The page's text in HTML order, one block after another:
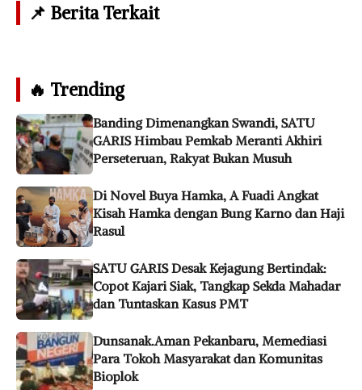
📌 Berita Terkait
🔥 Trending
Banding Dimenangkan Swandi, SATU
GARIS Himbau Pemkab Meranti Akhiri
Perseteruan, Rakyat Bukan Musuh
Di Novel Buya Hamka, A Fuadi Angkat
Kisah Hamka dengan Bung Karno dan Haji
Rasul
SATU GARIS Desak Kejagung Bertindak:
Copot Kajari Siak, Tangkap Sekda Mahadar
dan Tuntaskan Kasus PMT
Dunsanak.Aman Pekanbaru, Memediasi
Para Tokoh Masyarakat dan Komunitas
Bioplok